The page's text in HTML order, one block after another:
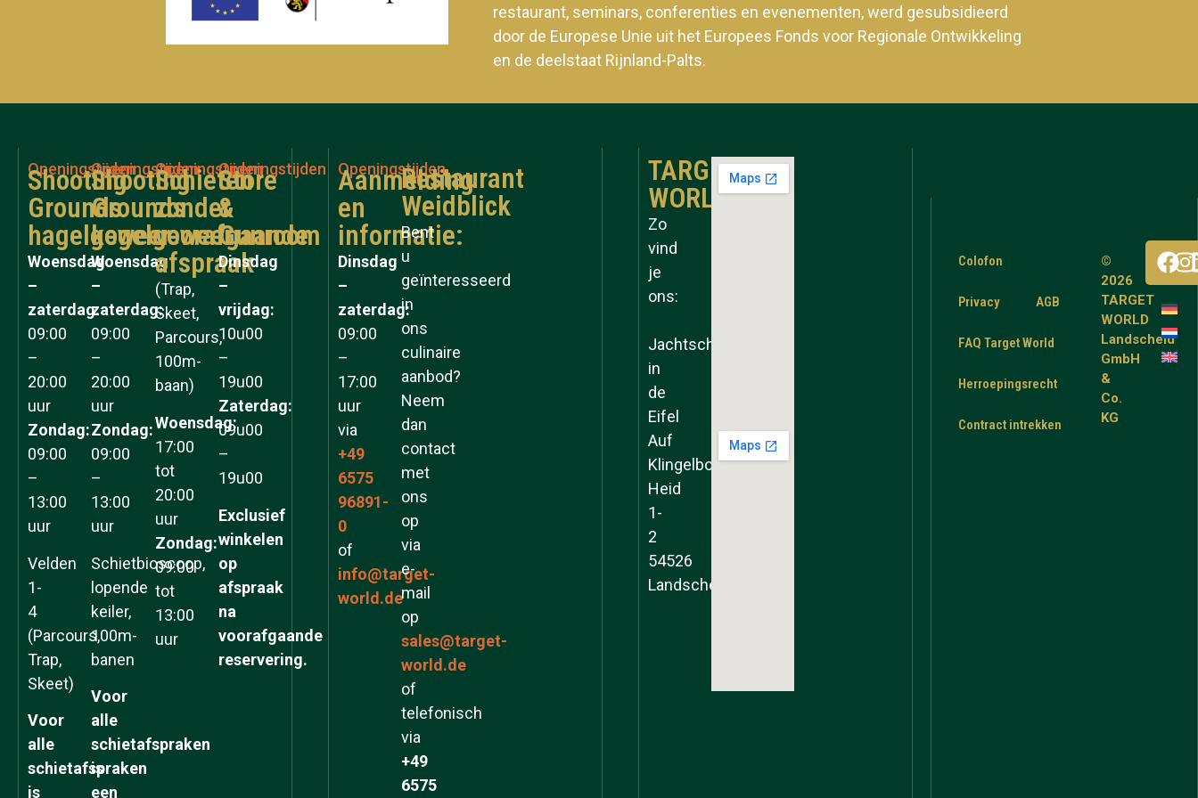
restaurant, seminars, conferenties en evenementen, werd gesubsidieerd
door de Europese Unie uit het Europees Fonds voor Regionale Ontwikkeling
en de deelstaat Rijnland-Palts.
Openingstijden
Shooting
Grounds
hagelgeweer
Woensdag
–
zaterdag:
09:00
–
20:00
uur
Zondag:
09:00
–
13:00
uur
Velden
1-
4
(Parcours,
Trap,
Skeet)
Voor
alle
schietafspraken
is
Openingstijden
Shooting
Grounds
kogelgeweer
Woensdag
–
zaterdag:
09:00
–
20:00
uur
Zondag:
09:00
–
13:00
uur
Schietbioscoop,
lopende
keiler,
100m-
banen
Voor
alle
schietafspraken
is
een
Openingstijden
Schieten
zonder
voorafgaande
afspraak
(Trap,
Skeet,
Parcours,
100m-
baan)
Woensdag:
17:00
tot
20:00
uur
Zondag:
09:00
tot
13:00
uur
Openingstijden
Store
&
Gunroom
Dinsdag
–
vrijdag:
10u00
–
19u00
Zaterdag:
09u00
–
19u00
Exclusief
winkelen
op
afspraak
na
voorafgaande
reservering.
Openingstijden
Aanmelding
en
informatie:
Dinsdag
–
zaterdag:
09:00
–
17:00
uur
via
+49
6575
96891-
0
of
info@target-
world.de
Restaurant
Weidblick
Bent
u
geïnteresseerd
in
ons
culinaire
aanbod?
Neem
dan
contact
met
ons
op
via
e-
mail
op
sales@target-
world.de
of
telefonisch
via
+49
6575
TARGET
WORLD
Zo
vind
je
ons:
Jachtschool
in
de
Eifel
Auf
Klingelborner
Heid
1-
2
54526
Landscheid
Colofon
Privacy AGB
FAQ Target World
Herroepingsrecht
Contract intrekken
©
2026
TARGET
WORLD
Landscheid
GmbH
&
Co.
KG